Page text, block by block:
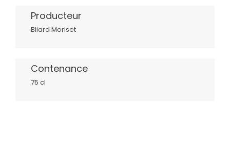
Producteur
Bliard Moriset
Contenance
75 cl